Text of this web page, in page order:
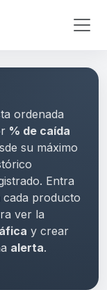
ordenada
% de caída
su máximo
Entra
cada producto
ver la
y crear
alerta.